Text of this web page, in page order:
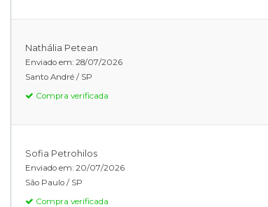
Nathália Petean
Enviado em: 28/07/2026
Santo André / SP
Compra verificada
Sofia Petrohilos
Enviado em: 20/07/2026
São Paulo / SP
Compra verificada